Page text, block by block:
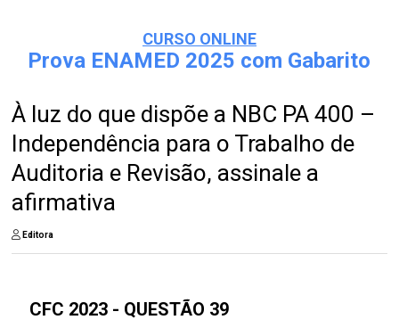
CURSO ONLINE
Prova ENAMED 2025 com Gabarito
À luz do que dispõe a NBC PA 400 –
Independência para o Trabalho de
Auditoria e Revisão, assinale a
afirmativa
Editora
CFC 2023 - QUESTÃO 39